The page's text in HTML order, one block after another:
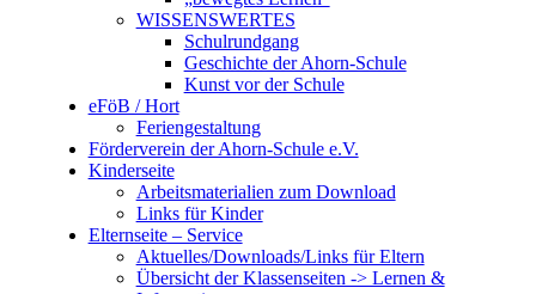
WISSENSWERTES
Schulrundgang
Geschichte der Ahorn-Schule
Kunst vor der Schule
eFöB / Hort
Feriengestaltung
Förderverein der Ahorn-Schule e.V.
Kinderseite
Arbeitsmaterialien zum Download
Links für Kinder
Elternseite – Service
Aktuelles/Downloads/Links für Eltern
Übersicht der Klassenseiten -> Lernen &